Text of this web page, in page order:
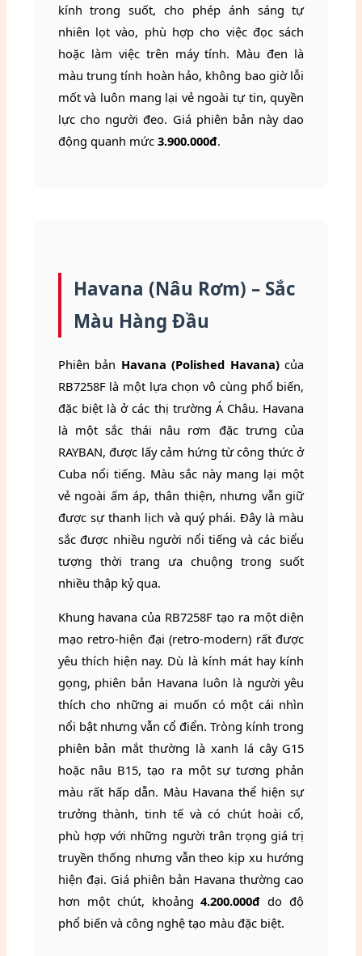
kính trong suốt, cho phép ánh sáng tự
nhiên lọt vào, phù hợp cho việc đọc sách
hoặc làm việc trên máy tính. Màu đen là
màu trung tính hoàn hảo, không bao giờ lỗi
mốt và luôn mang lại vẻ ngoài tự tin, quyền
lực cho người đeo. Giá phiên bản này dao
động quanh mức 3.900.000đ.
Havana (Nâu Rơm) – Sắc
Màu Hàng Đầu
Phiên bản Havana (Polished Havana)của
RB7258F là một lựa chọn vô cùng phổ biến,
đặc biệt là ở các thị trường Á Châu. Havana
là một sắc thái nâu rơm đặc trưng của
RAYBAN, được lấy cảm hứng từ công thức ở
Cuba nổi tiếng. Màu sắc này mang lại một
vẻ ngoài ấm áp, thân thiện, nhưng vẫn giữ
được sự thanh lịch và quý phái. Đây là màu
sắc được nhiều người nổi tiếng và các biểu
tượng thời trang ưa chuộng trong suốt
nhiều thập kỷ qua.
Khung havana của RB7258F tạo ra một diện
mạo retro-hiện đại (retro-modern) rất được
yêu thích hiện nay. Dù là kính mát hay kính
gọng, phiên bản Havana luôn là người yêu
thích cho những ai muốn có một cái nhìn
nổi bật nhưng vẫn cổ điển. Tròng kính trong
phiên bản mắt thường là xanh lá cây G15
hoặc nâu B15, tạo ra một sự tương phản
màu rất hấp dẫn. Màu Havana thể hiện sự
trưởng thành, tinh tế và có chút hoài cổ,
phù hợp với những người trân trọng giá trị
truyền thống nhưng vẫn theo kịp xu hướng
hiện đại. Giá phiên bản Havana thường cao
hơn một chút, khoảng4.200.000đ do độ
phổ biến và công nghệ tạo màu đặc biệt.